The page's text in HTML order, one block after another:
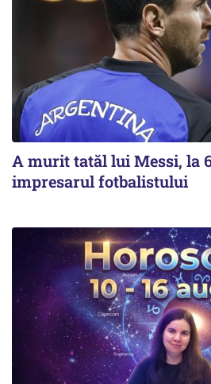
A murit tatăl lui Messi, la
impresarul fotbalistului